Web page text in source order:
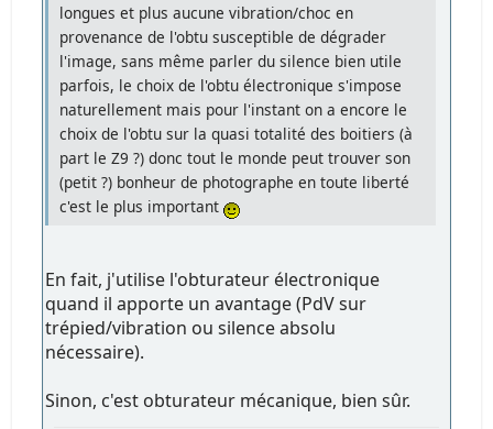
longues et plus aucune vibration/choc en
provenance de l'obtu susceptible de dégrader
l'image, sans même parler du silence bien utile
parfois, le choix de l'obtu électronique s'impose
naturellement mais pour l'instant on a encore le
choix de l'obtu sur la quasi totalité des boitiers (à
part le Z9 ?) donc tout le monde peut trouver son
(petit ?) bonheur de photographe en toute liberté
c'est le plus important
En fait, j'utilise l'obturateur électronique
quand il apporte un avantage (PdV sur
trépied/vibration ou silence absolu
nécessaire).
Sinon, c'est obturateur mécanique, bien sûr.